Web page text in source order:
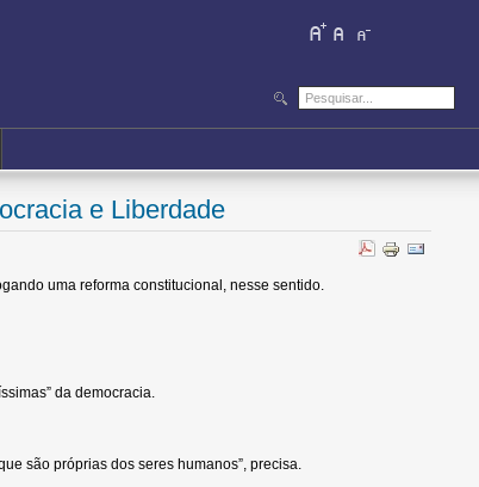
e Liberdade
uma reforma constitucional, nesse sentido.
da democracia.
são próprias dos seres humanos”, precisa.